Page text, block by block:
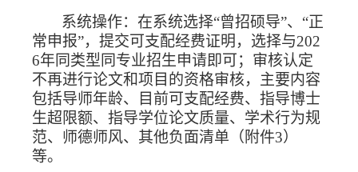
系统操作：在系统选择“曾招硕导”、“正
常申报”，提交可支配经费证明，选择与202
6年同类型同专业招生申请即可；审核认定
不再进行论文和项目的资格审核，主要内容
包括导师年龄、目前可支配经费、指导博士
生超限额、指导学位论文质量、学术行为规
范、师德师风、其他负面清单（附件3）
等。